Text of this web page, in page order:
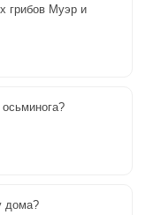
грибов Муэр и
дома?